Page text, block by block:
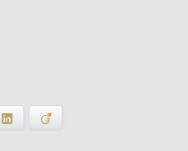
LinkedIn